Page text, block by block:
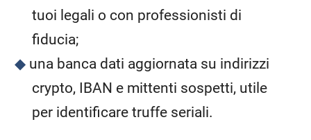
tuoi legali o con professionisti di
fiducia;
una banca dati aggiornata su indirizzi
crypto, IBAN e mittenti sospetti, utile
per identificare truffe seriali.